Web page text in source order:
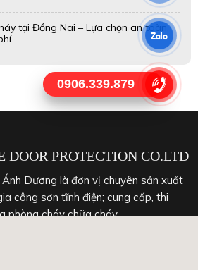
tại Đồng Nai – Lựa chọn an toàn,
DOOR PROTECTION CO.LTD
Dương là đơn vị chuyên sản xuất
công sơn tĩnh điện; cung cấp, thi
phòng cháy chữa cháy.
0906.339.879